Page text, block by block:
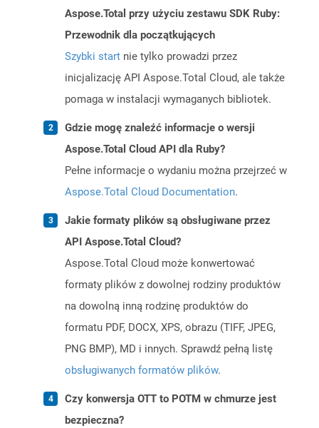
Aspose.Total przy użyciu zestawu SDK Ruby:
Przewodnik dla początkujących
Szybki start nie tylko prowadzi przez
inicjalizację API Aspose.Total Cloud, ale także
pomaga w instalacji wymaganych bibliotek.
Gdzie mogę znaleźć informacje o wersji
Aspose.Total Cloud API dla Ruby?
Pełne informacje o wydaniu można przejrzeć w
Aspose.Total Cloud Documentation.
Jakie formaty plików są obsługiwane przez
API Aspose.Total Cloud?
Aspose.Total Cloud może konwertować
formaty plików z dowolnej rodziny produktów
na dowolną inną rodzinę produktów do
formatu PDF, DOCX, XPS, obrazu (TIFF, JPEG,
PNG BMP), MD i innych. Sprawdź pełną listę
obsługiwanych formatów plików.
Czy konwersja OTT to POTM w chmurze jest
bezpieczna?